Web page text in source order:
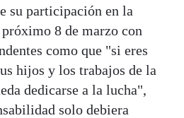
su participación en la
8 de marzo con
como que "si eres
hijos y los trabajos de la
dedicarse a la lucha",
solo debiera